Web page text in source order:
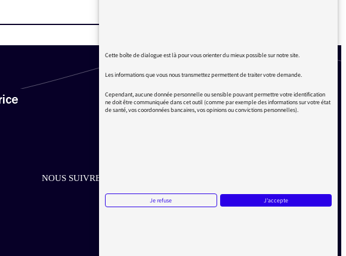
NOUS SUIVRE SUR LES RÉSEAUX
Aller sur la page Facebook de la Médiatrice
Aller sur la page Twitter de la Médiatrice
Aller sur la page Instagram de la Médiatrice
Cette boîte de dialogue est là pour vous orienter du mieux possible sur notre site.
Les informations que vous nous transmettez permettent de traiter votre demande.
Cependant, aucune donnée personnelle ou sensible pouvant permettre votre identification
ne doit être communiquée dans cet outil (comme par exemple des informations sur votre état
de santé, vos coordonnées bancaires, vos opinions ou convictions personnelles).
Je refuse J'accepte